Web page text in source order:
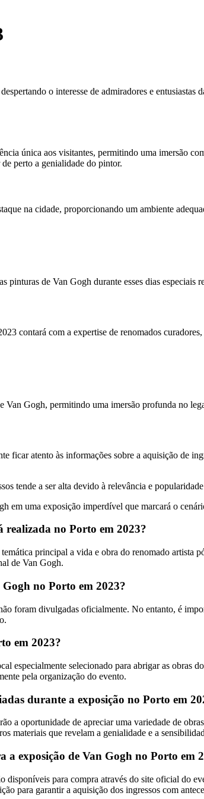
o interesse de admiradores e
única aos visitantes, permitindo uma imersão
perto a genialidade do pintor.
na cidade, proporcionando um ambiente
de Van Gogh durante esses dias especiais
contará com a expertise de renomados
Van Gogh, permitindo uma imersão profunda no
ficar atento às informações sobre a aquisição de
tende a ser alta devido à relevância e
em uma exposição imperdível que marcará o
realizada no Porto em 2023?
principal a vida e obra do renomado artista
de Van Gogh.
Gogh no Porto em 2023?
foram divulgadas oficialmente. No entanto, é
em 2023?
especialmente selecionado para abrigar as obras
pela organização do evento.
durante a exposição no Porto em
a oportunidade de apreciar uma variedade de
materiais que revelam a genialidade e a
a exposição de Van Gogh no Porto em
para compra através do site oficial do
para garantir a aquisição dos ingressos com